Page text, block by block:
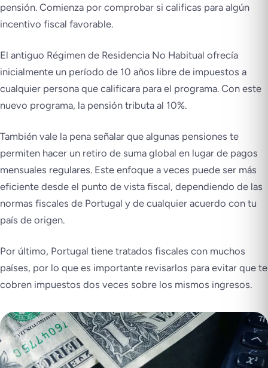
pensión. Comienza por comprobar si calificas para algún
incentivo fiscal favorable.
El antiguo Régimen de Residencia No Habitual ofrecía
inicialmente un período de 10 años libre de impuestos a
cualquier persona que calificara para el programa. Con este
nuevo programa, la pensión tributa al 10%.
También vale la pena señalar que algunas pensiones te
permiten hacer un retiro de suma global en lugar de pagos
mensuales regulares. Este enfoque a veces puede ser más
eficiente desde el punto de vista fiscal, dependiendo de las
normas fiscales de Portugal y de cualquier acuerdo con tu
país de origen.
Por último, Portugal tiene tratados fiscales con muchos
países, por lo que es importante revisarlos para evitar que te
cobren impuestos dos veces sobre los mismos ingresos.